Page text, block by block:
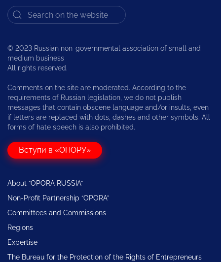
© 2023 Russian non-governmental association of small and
medium business
All rights reserved.
Comments on the site are moderated. According to the
requirements of Russian legislation, we do not publish
messages that contain obscene language and/or insults, even
if letters are replaced with dots, dashes and other symbols. All
forms of hate speech is also prohibited.
Вступи в «ОПОРУ»
About “OPORA RUSSIA”
Non-Profit Partnership “OPORA”
Committees and Commissions
Regions
Expertise
The Bureau for the Protection of the Rights of Entrepreneurs